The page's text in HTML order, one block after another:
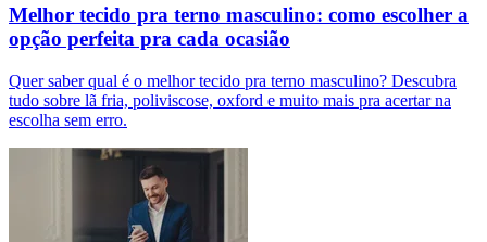
Melhor tecido pra terno masculino: como escolher a
opção perfeita pra cada ocasião
Quer saber qual é o melhor tecido pra terno masculino? Descubra
tudo sobre lã fria, poliviscose, oxford e muito mais pra acertar na
escolha sem erro.